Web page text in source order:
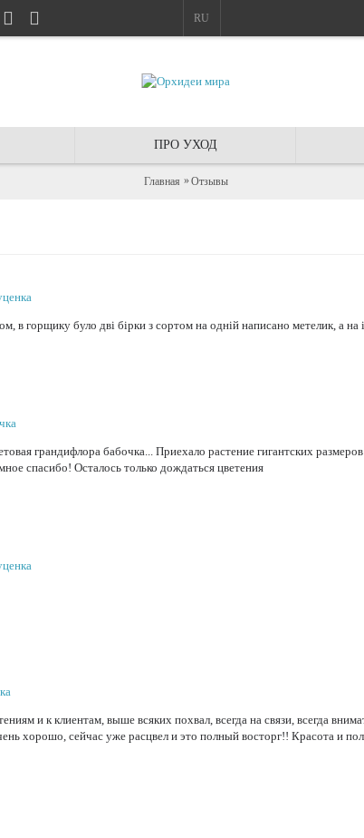
RU
ПРО УХОД
Главная Отзывы
в горщику було дві бірки з сортом на одній написано метелик, а на
грандифлора бабочка... Приехало растение гигантских
спасибо! Осталось только дождаться цветения
и к клиентам, выше всяких похвал, всегда на связи, всегда
хорошо, сейчас уже расцвел и это полный восторг!! Красота и